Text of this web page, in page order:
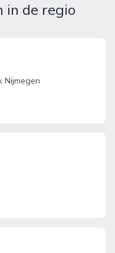
in de regio
Nijmegen